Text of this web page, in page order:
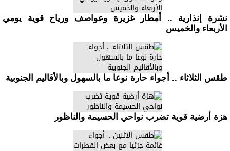
نشرة إنذارية .. أمطار غزيرة وعواصف ورياح قوية يومي
الأربعاء والخميس
طقس الثلاثاء .. أجواء حارة نوعا ما بالسهول وبالأقاليم الجنوبية
هزة أرضية قوية تضرب نواحي الحسيمة والناظور